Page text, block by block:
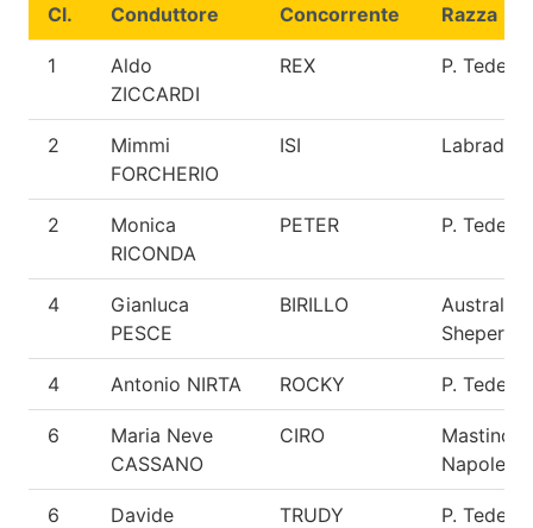
Cl. Conduttore Concorrente Razza
1
Aldo
ZICCARDI
REX P.
2
Mimmi
FORCHERIO
ISI Labrador
2
Monica
RICONDA
PETER P.
4
Gianluca
PESCE
BIRILLO
Australian
Sheperd
4 Antonio NIRTA ROCKY P.
6
Maria Neve
CASSANO
CIRO
Mastino
6
Davide
TRUDY P.